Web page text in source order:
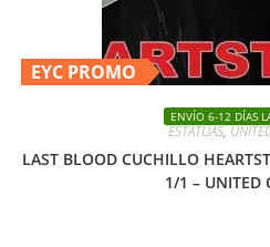
EYC PROMO
ENVÍO 6-12 DÍAS
ESTATUAS,
LAST BLOOD CUCHILLO
1/1 – UNITED